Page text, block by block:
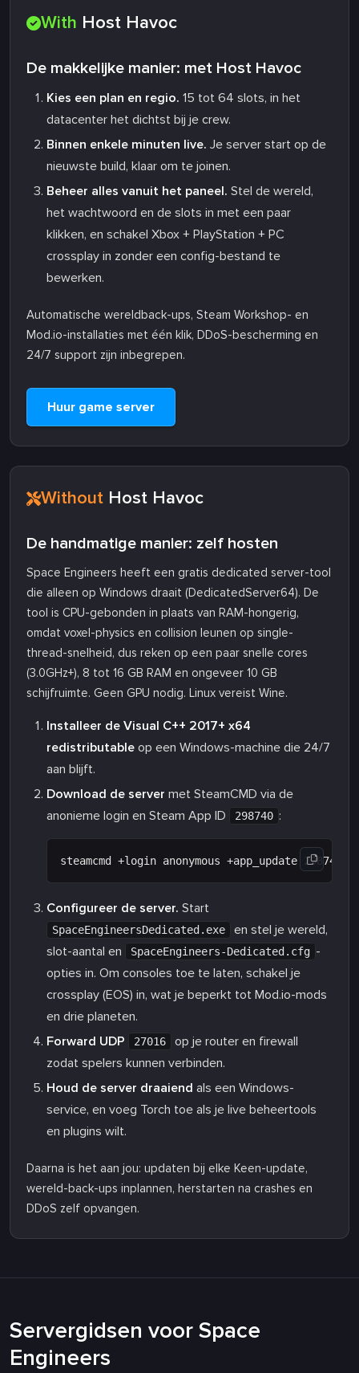
With Host Havoc
De makkelijke manier: met Host Havoc
Kies een plan en regio. 15 tot 64 slots, in het
datacenter het dichtst bij je crew.
Binnen enkele minuten live. Je server start op de
nieuwste build, klaar om te joinen.
Beheer alles vanuit het paneel. Stel de wereld,
het wachtwoord en de slots in met een paar
klikken, en schakel Xbox + PlayStation + PC
crossplay in zonder een config-bestand te
bewerken.
Automatische wereldback-ups, Steam Workshop- en
Mod.io-installaties met één klik, DDoS-bescherming en
24/7 support zijn inbegrepen.
Huur game server
Without Host Havoc
De handmatige manier: zelf hosten
Space Engineers heeft een gratis dedicated server-tool
die alleen op Windows draait (DedicatedServer64). De
tool is CPU-gebonden in plaats van RAM-hongerig,
omdat voxel-physics en collision leunen op single-
thread-snelheid, dus reken op een paar snelle cores
(3.0GHz+), 8 tot 16 GB RAM en ongeveer 10 GB
schijfruimte. Geen GPU nodig. Linux vereist Wine.
Installeer de Visual C++ 2017+ x64
redistributable op een Windows-machine die 24/7
aan blijft.
Download de server met SteamCMD via de
anonieme login en Steam App ID
298740 :
Configureer de server. Start
SpaceEngineersDedicated.exe
en stel je wereld,
slot-aantal en
SpaceEngineers-Dedicated.cfg -
opties in. Om consoles toe te laten, schakel je
crossplay (EOS) in, wat je beperkt tot Mod.io-mods
en drie planeten.
Forward UDP
27016
op je router en firewall
zodat spelers kunnen verbinden.
Houd de server draaiend als een Windows-
service, en voeg Torch toe als je live beheertools
en plugins wilt.
Daarna is het aan jou: updaten bij elke Keen-update,
wereld-back-ups inplannen, herstarten na crashes en
DDoS zelf opvangen.
Servergidsen voor Space
Engineers